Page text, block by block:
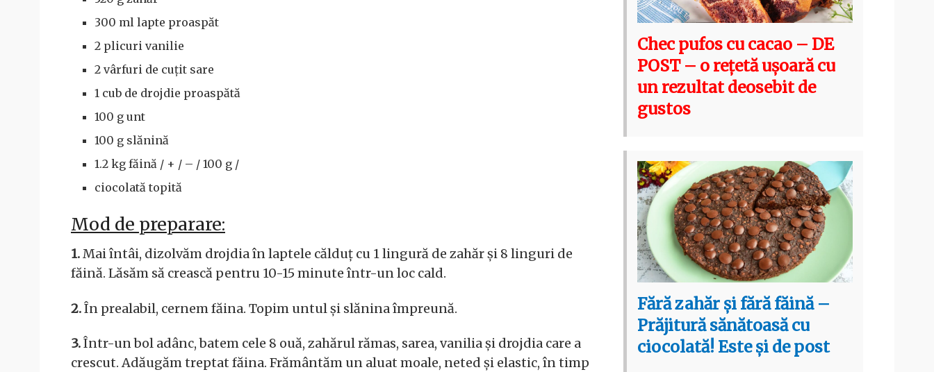
300 ml lapte proaspăt
2 plicuri vanilie
2 vârfuri de cuțit sare
1 cub de drojdie proaspătă
100 g unt
100 g slănină
1.2 kg făină / + / – / 100 g /
ciocolată topită
Mod de preparare:
1.Mai întâi, dizolvăm drojdia în laptele călduț cu 1 lingură de zahăr și 8 linguri de
făină. Lăsăm să crească pentru 10-15 minute într-un loc cald.
2.În prealabil, cernem făina. Topim untul și slănina împreună.
3.Într-un bol adânc, batem cele 8 ouă, zahărul rămas, sarea, vanilia și drojdia care a
crescut. Adăugăm treptat făina. Frământăm un aluat moale, neted și elastic, în timp
Chec pufos cu cacao – DE
POST – o rețetă ușoară cu
un rezultat deosebit de
gustos
Fără zahăr și fără făină –
Prăjitură sănătoasă cu
ciocolată! Este și de post